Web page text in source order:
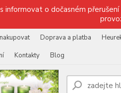
informovat o dočasném
Doprava a platba
Kontakty Blog